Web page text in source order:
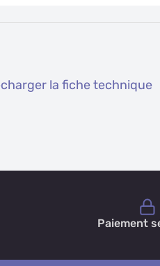
la fiche technique
Paiement